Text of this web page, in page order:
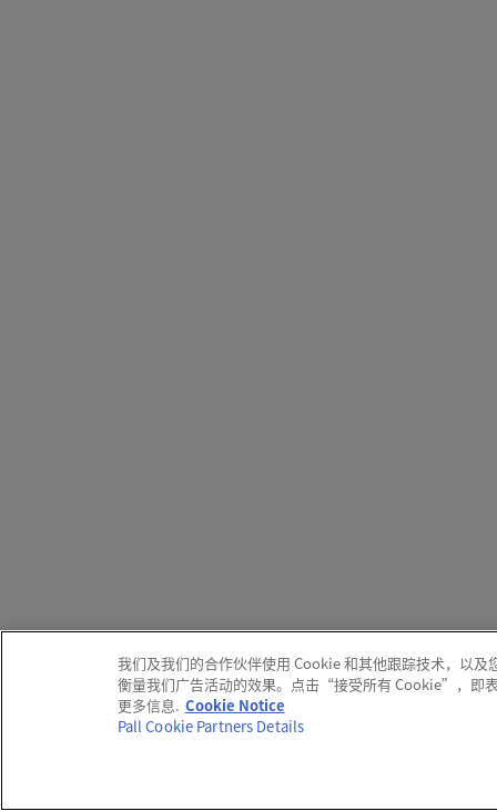
我们及我们的合作伙伴使用 Cookie 和其他跟踪技术，以
衡量我们广告活动的效果。点击“接受所有 Cookie”，即
更多信息. Cookie Notice
Pall Cookie Partners Details